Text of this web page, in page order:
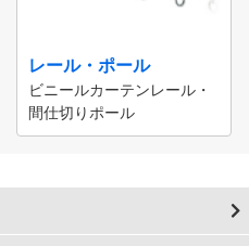
レール・ポール
ビニールカーテンレール・
間仕切りポール